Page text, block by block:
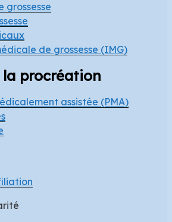
grossesse
de grossesse (IMG)
procréation
assistée (PMA)